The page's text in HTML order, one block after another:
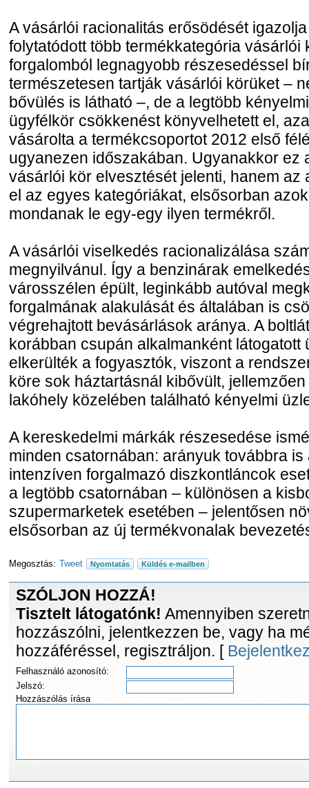
A vásárlói racionalitás erősödését
folytatódott több termékkategória vásárlói
forgalomból legnagyobb részesedéssel
természetesen tartják vásárlói körüket –
bővülés is látható –, de a legtöbb
ügyfélkör csökkenést könyvelhetett el,
vásárolta a termékcsoportot 2012 első
ugyanezen időszakában. Ugyanakkor ez
vásárlói kör elvesztését jelenti, hanem az
el az egyes kategóriákat, elsősorban
mondanak le egy-egy ilyen termékről.
A vásárlói viselkedés racionalizálása
megnyilvánul. Így a benzinárak
városszélen épült, leginkább autóval
forgalmának alakulását és általában is
végrehajtott bevásárlások aránya. A
korábban csupán alkalmanként látogatott
elkerülték a fogyasztók, viszont a
köre sok háztartásnál kibővült,
lakóhely közelében található kényelmi
A kereskedelmi márkák részesedése
minden csatornában: arányuk továbbra
intenzíven forgalmazó diszkontláncok
a legtöbb csatornában – különösen a
szupermarketek esetében – jelentősen
elsősorban az új termékvonalak
Megosztás: Tweet Nyomtatás Küldés e-mailben
SZÓLJON HOZZÁ!
Tisztelt látogatónk! Amennyiben
hozzászólni, jelentkezzen be, vagy ha
hozzáféréssel, regisztráljon. [
Felhasználó azonosító:
Jelszó:
Hozzászólás írása